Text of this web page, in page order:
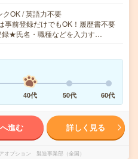
クOK / 英語力不要
前登録だけでもOK！履歴書不要
録★氏名・職種などを入力す…
40代 50代 60代
進む 詳しく見る
オプション 製造事業部（全国）